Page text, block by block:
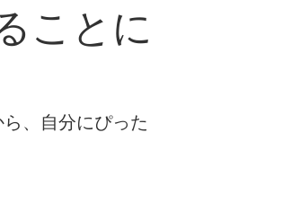
ことに
、自分にぴった